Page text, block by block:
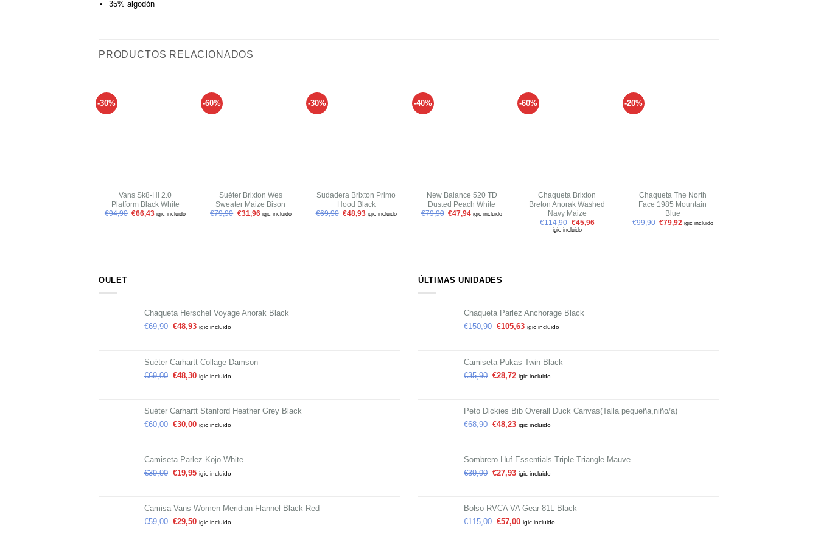
35% algodón
PRODUCTOS RELACIONADOS
-30%
Vans Sk8-Hi 2.0
Platform Black White
€94,90 €66,43 igic incluido
-60%
Suéter Brixton Wes
Sweater Maize Bison
€79,90 €31,96 igic incluido
-30%
Sudadera Brixton Primo
Hood Black
€69,90 €48,93 igic incluido
-40%
New Balance 520 TD
Dusted Peach White
€79,90 €47,94 igic incluido
-60%
Chaqueta Brixton
Breton Anorak Washed
Navy Maize
€114,90 €45,96
igic incluido
-20%
Chaqueta The North
Face 1985 Mountain
Blue
€99,90 €79,92 igic incluido
OULET
Chaqueta Herschel Voyage Anorak Black
€69,90 €48,93 igic incluido
Suéter Carhartt Collage Damson
€69,00 €48,30 igic incluido
Suéter Carhartt Stanford Heather Grey Black
€60,00 €30,00 igic incluido
Camiseta Parlez Kojo White
€39,90 €19,95 igic incluido
Camisa Vans Women Meridian Flannel Black Red
€59,00 €29,50 igic incluido
ÚLTIMAS UNIDADES
Chaqueta Parlez Anchorage Black
€150,90 €105,63 igic incluido
Camiseta Pukas Twin Black
€35,90 €28,72 igic incluido
Peto Dickies Bib Overall Duck Canvas(Talla pequeña,niño/a)
€68,90 €48,23 igic incluido
Sombrero Huf Essentials Triple Triangle Mauve
€39,90 €27,93 igic incluido
Bolso RVCA VA Gear 81L Black
€115,00 €57,00 igic incluido